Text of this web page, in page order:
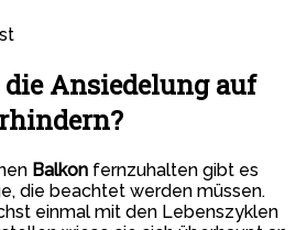
Ansiedelung auf
Balkon fernzuhalten gibt es
die beachtet werden müssen.
einmal mit den Lebenszyklen